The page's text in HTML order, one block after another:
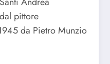
pittore
da Pietro Munzio